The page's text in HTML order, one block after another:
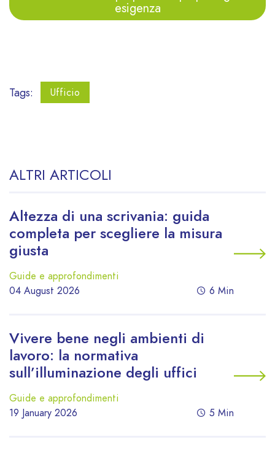
esigenza
Tags: Ufficio
ALTRI ARTICOLI
Altezza di una scrivania: guida
completa per scegliere la misura
giusta
Guide e approfondimenti
04 August 2026
6 Min
Vivere bene negli ambienti di
lavoro: la normativa
sull’illuminazione degli uffici
Guide e approfondimenti
19 January 2026
5 Min